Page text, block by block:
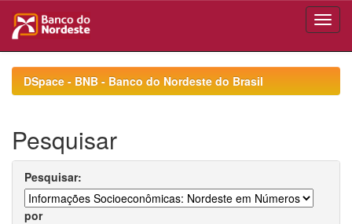
navigationDSpace - BNB - Banco do Nordeste do Brasil
Pesquisar
Pesquisar:
por